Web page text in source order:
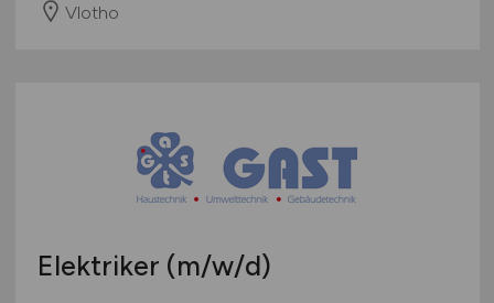
Vlotho
Elektriker (m/w/d)